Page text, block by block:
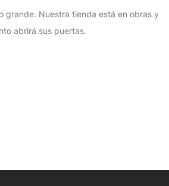
grande. Nuestra tienda está en obras y
abrirá sus puertas.